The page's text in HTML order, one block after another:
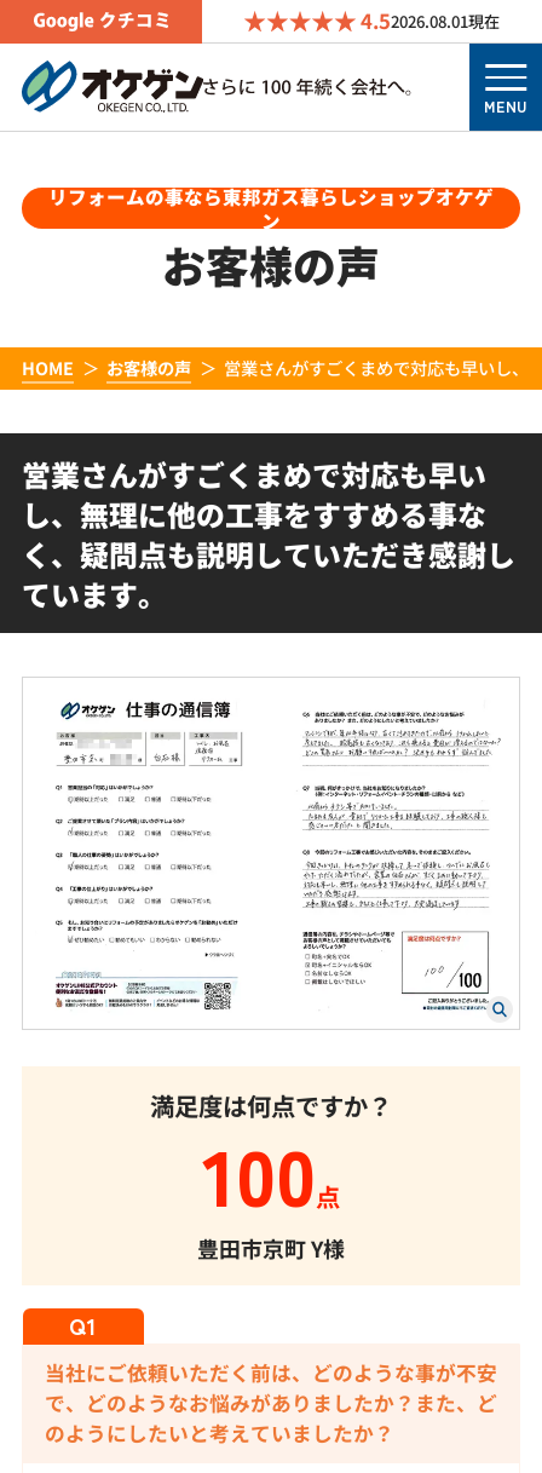
4.52026.08.01現在
MENU
リフォームの事なら東邦ガス暮らしショップオケゲ
ン
お客様の声
HOME お客様の声 営業さんがすごくまめで対応も早いし、
営業さんがすごくまめで対応も早い
し、無理に他の工事をすすめる事な
く、疑問点も説明していただき感謝し
ています。
満足度は何点ですか？
100点
豊田市京町Y様
当社にご依頼いただく前は、どのような事が不安
で、どのようなお悩みがありましたか？また、ど
のようにしたいと考えていましたか？